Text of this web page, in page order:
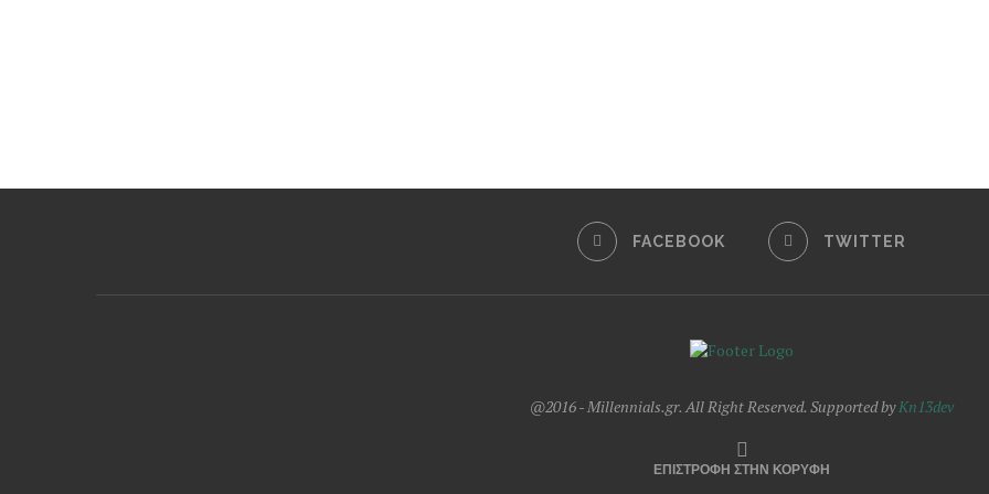
FACEBOOK TWITTER
@2016 - Millennials.gr. All Right Reserved. Supported byKn13dev
ΕΠΙΣΤΡΟΦΗ ΣΤΗΝ ΚΟΡΥΦΗ